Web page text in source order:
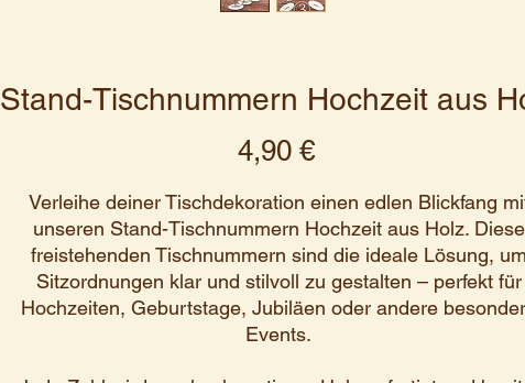
Stand-Tischnummern Hochzeit aus
4,90 €Preis
Verleihe deiner Tischdekoration einen edlen Blickfang
unseren Stand-Tischnummern Hochzeit aus Holz. Diese
freistehenden Tischnummern sind die ideale Lösung,
Sitzordnungen klar und stilvoll zu gestalten – perfekt für
Hochzeiten, Geburtstage, Jubiläen oder andere
Events.